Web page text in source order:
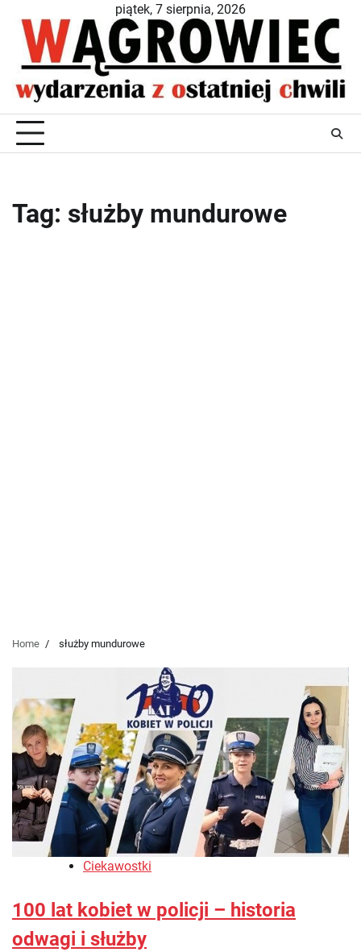
content
piątek, 7 sierpnia, 2026
Tag: służby mundurowe
Home służby mundurowe
Ciekawostki
100 lat kobiet w policji – historia
odwagi i służby